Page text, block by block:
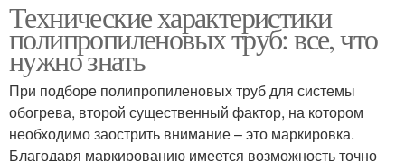
Технические характеристики
полипропиленовых труб: все, что
нужно знать
При подборе полипропиленовых труб для системы
обогрева, второй существенный фактор, на котором
необходимо заострить внимание – это маркировка.
Благодаря маркированию имеется возможность точно